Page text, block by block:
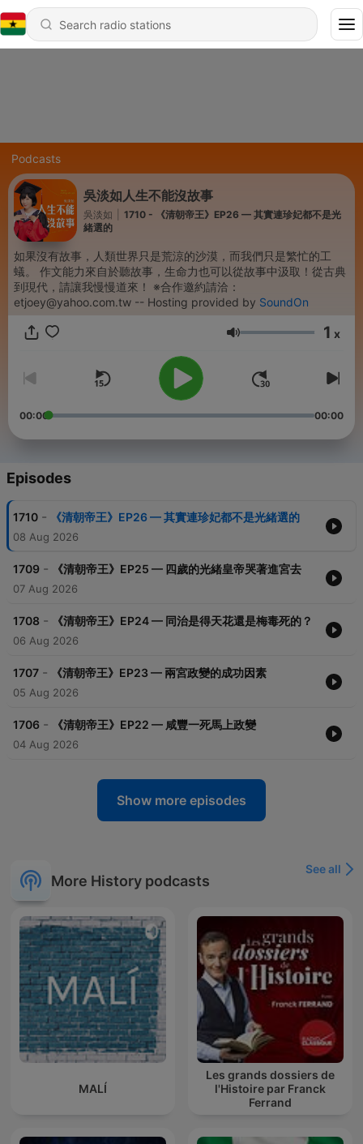
Podcasts
吳淡如人生不能沒故事
吳淡如
1710 - 《清朝帝王》EP26 — 其實連珍妃都不是光
緒選的
如果沒有故事，人類世界只是荒涼的沙漠，而我們只是繁忙的工
蟻。 作文能力來自於聽故事，生命力也可以從故事中汲取！從古典
到現代，請讓我慢慢道來！ ※合作邀約請洽：
etjoey@yahoo.com.tw -- Hosting provided by SoundOn
Volume 1 x
00:00 00:00
Episodes
1710 - 《清朝帝王》EP26 — 其實連珍妃都不是光緒選的
08 Aug 2026
1709 - 《清朝帝王》EP25 — 四歲的光緒皇帝哭著進宮去
07 Aug 2026
1708 - 《清朝帝王》EP24 — 同治是得天花還是梅毒死的？
06 Aug 2026
1707 - 《清朝帝王》EP23 — 兩宮政變的成功因素
05 Aug 2026
1706 - 《清朝帝王》EP22 — 咸豐一死馬上政變
04 Aug 2026
Show more episodes
More History podcasts
See all
MALÍ
Les grands dossiers de
l'Histoire par Franck
Ferrand